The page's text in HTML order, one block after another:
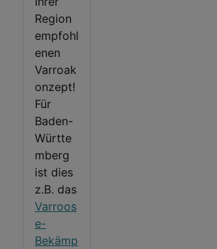
Region
empfohl
enen
Varroak
onzept!
Für
Baden-
Württe
mberg
ist dies
z.B. das
Varroos
e-
Bekämp